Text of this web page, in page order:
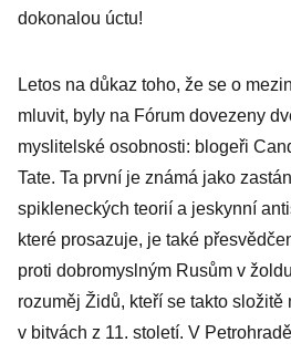
dokonalou úctu!
Letos na důkaz toho, že se o
mluvit, byly na Fórum dovezeny
myslitelské osobnosti: blogeři
Tate. Ta první je známá jako
spikleneckých teorií a jeskynní
které prosazuje, je také
proti dobromyslným Rusům v
rozuměj Židů, kteří se takto složitě
v bitvách z 11. století. V